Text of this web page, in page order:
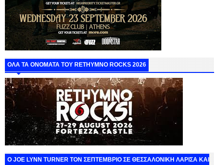
ΟΛΑ ΤΑ ΟΝΟΜΑΤΑ ΤΟΥ RETHYMNO ROCKS 2026
O JOE LYNN TURNER ΤΟΝ ΣΕΠΤΕΜΒΡΙΟ ΣΕ ΘΕΣΣΑΛΟΝΙΚΗ ΛΑΡΙΣΑ ΚΑΙ